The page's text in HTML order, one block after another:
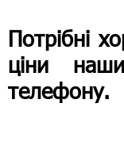
Потрібні
ціни
телефону.